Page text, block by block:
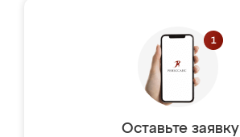
Оставьте заявку